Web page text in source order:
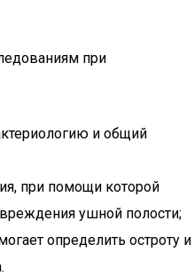
при
и общий
при помощи которой
ушной полости;
определить остроту и